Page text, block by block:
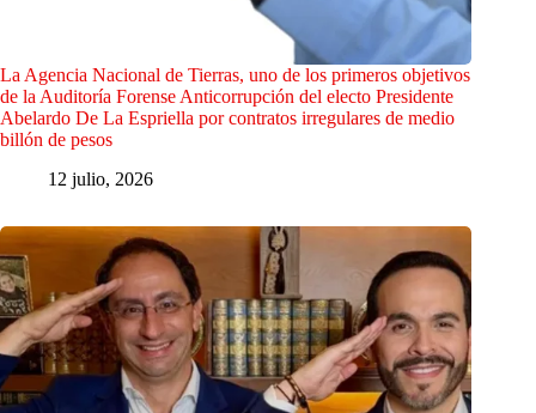
La Agencia Nacional de Tierras, uno de los primeros objetivos
de la Auditoría Forense Anticorrupción del electo Presidente
Abelardo De La Espriella por contratos irregulares de medio
billón de pesos
12 julio, 2026